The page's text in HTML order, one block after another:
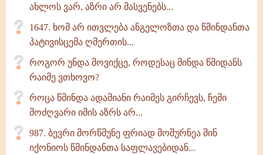
ახლოს ვარ, აზრი არ მასვენებს...
1647. ხომ არ ითვლება ანგელოზთა და წმინდანთა
პატივისცემა ღმერთის...
როგორ უნდა მოვიქცე, როდესაც მინდა წმიდანს
რაიმე ვთხოვო?
როცა წმინდა ადამიანი რაიმეს გირჩევს, ჩემი
მოძღვარი იმის აზრს არ...
987. ბევრი მორწმუნე ფრიად მოშურნეა შინ
იქონიოს წმინდანთა საფლავებიდან...